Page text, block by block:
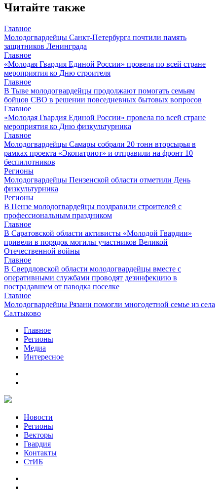
Читайте также
Главное
Молодогвардейцы Санкт-Петербурга почтили память
защитников Ленинграда
Главное
«Молодая Гвардия Единой России» провела по всей стране
мероприятия ко Дню строителя
Главное
В Тыве молодогвардейцы продолжают помогать семьям
бойцов СВО в решении повседневных бытовых вопросов
Главное
«Молодая Гвардия Единой России» провела по всей стране
мероприятия ко Дню физкультурника
Главное
Молодогвардейцы Самары собрали 20 тонн вторсырья в
рамках проекта «Экопатриот» и отправили на фронт 10
беспилотников
Регионы
Молодогвардейцы Пензенской области отметили День
физкультурника
Регионы
В Пензе молодогвардейцы поздравили строителей с
профессиональным праздником
Главное
В Саратовской области активисты «Молодой Гвардии»
привели в порядок могилы участников Великой
Отечественной войны
Главное
В Свердловской области молодогвардейцы вместе с
оперативными службами проводят дезинфекцию в
пострадавшем от паводка поселке
Главное
Молодогвардейцы Рязани помогли многодетной семье из села
Салтыково
Главное
Регионы
Медиа
Интересное
Новости
Регионы
Векторы
Гвардия
Контакты
СтИБ